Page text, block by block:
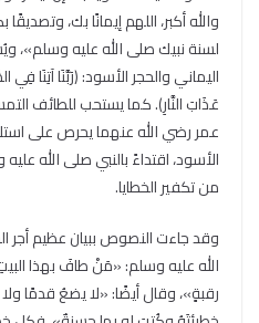
والله أكبر، اللهم إيمانًا بك،
لسنة نبيك صلى الله عليه وسلم»،
اليماني والحجر الأسود: ﴿رَبَّنَا آتِنَا
عَذَابَ النَّارِ﴾. كما يستحب للطائف
عمر رضي الله عنهما يحرص على
الأسود، اقتداءً بالنبي صلى الله
من تكفير الخطايا.
وقد جاءت النصوص ببيان عظيم أجر
الله عليه وسلم: «مَنْ طافَ بهذا
رقبةٍ»، وقال أيضًا: «لا يضعُ قدمًا